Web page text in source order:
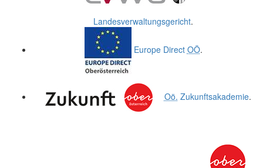
Landesverwaltungsgericht.
Europe Direct OÖ.
Oö. Zukunftsakademie.